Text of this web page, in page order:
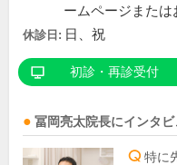
ームページまたは
休診日: 日、祝
初診・再診受付
冨岡亮太院長にインタビ
特に